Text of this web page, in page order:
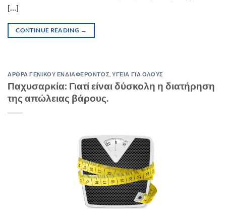
[…]
CONTINUE READING →
ΑΡΘΡΑ ΓΕΝΙΚΟΥ ΕΝΔΙΑΦΕΡΟΝΤΟΣ ,ΥΓΕΙΑ ΓΙΑ ΟΛΟΥΣ
Παχυσαρκία: Γιατί είναι δύσκολη η διατήρηση
της απώλειας βάρους.